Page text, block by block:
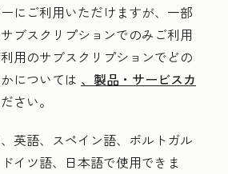
にご利用いただけますが、一部
ブスクリプションでのみご利用
用のサブスクリプションでどの
については 、製品・サービスカ
さい。
英語、スペイン語、ポルトガル
イツ語、日本語で使用できま